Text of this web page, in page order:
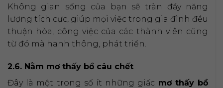
Không gian sống của bạn sẽ tràn đầy năng
lượng tích cực, giúp mọi việc trong gia đình đều
thuận hòa, công việc của các thành viên cũng
từ đó mà hanh thông, phát triển.
2.6. Nằm mơ thấy bồ câu chết
Đây là một trong số ít những giấc mơ thấy bồ